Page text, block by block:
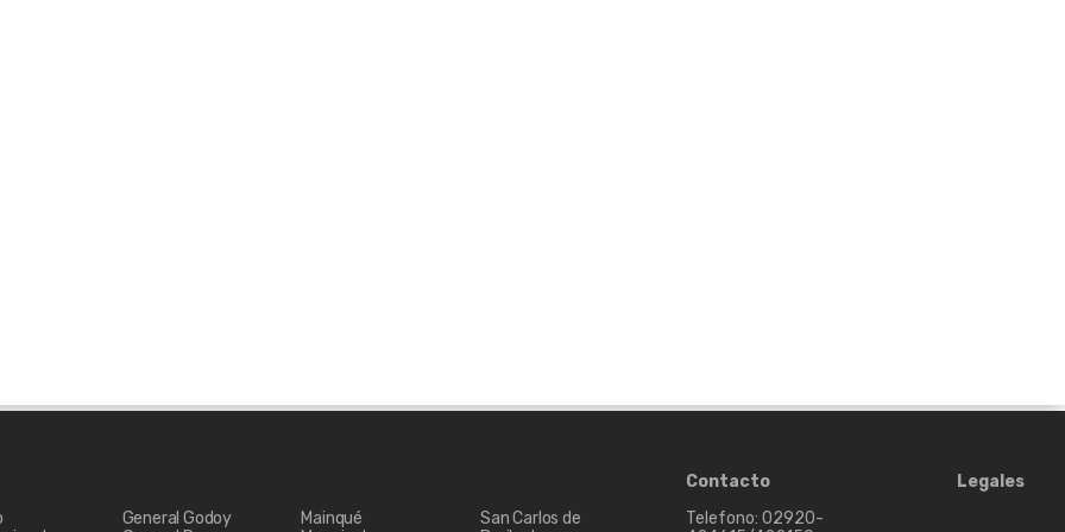
con raquetas, Ecoturismo,
General Godoy
Mainqué
San Carlos de
Contacto
Telefono: 02920-
Legales